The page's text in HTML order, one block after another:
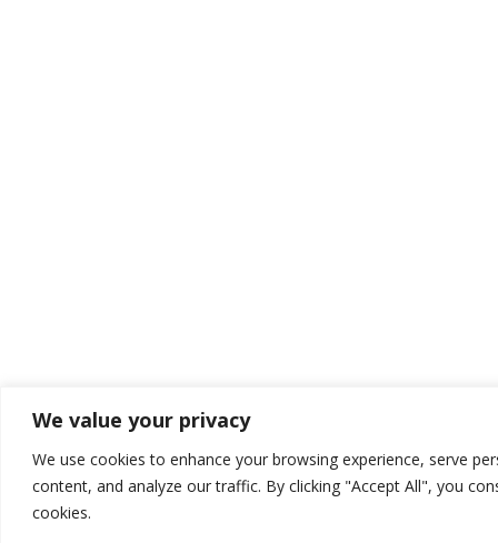
We value your privacy
We use cookies to enhance your browsing experience, serve
content, and analyze our traffic. By clicking "Accept All", you
cookies.